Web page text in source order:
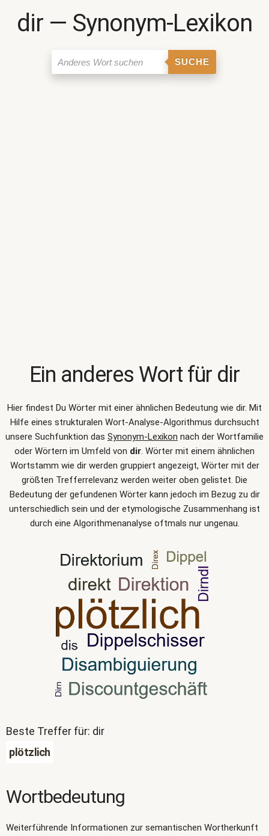
dir ― Synonym-Lexikon
SUCHE
Ein anderes Wort für dir
Hier findest Du Wörter mit einer ähnlichen Bedeutung wie dir. Mit
Hilfe eines strukturalen Wort-Analyse-Algorithmus durchsucht
unsere Suchfunktion das Synonym-Lexikon nach der Wortfamilie
oder Wörtern im Umfeld von dir. Wörter mit einem ähnlichen
Wortstamm wie dir werden gruppiert angezeigt, Wörter mit der
größten Trefferrelevanz werden weiter oben gelistet. Die
Bedeutung der gefundenen Wörter kann jedoch im Bezug zu dir
unterschiedlich sein und der etymologische Zusammenhang ist
durch eine Algorithmenanalyse oftmals nur ungenau.
Beste Treffer für: dir
plötzlich
Wortbedeutung
Weiterführende Informationen zur semantischen Wortherkunft